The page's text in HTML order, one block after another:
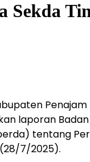
Sekda
laporan
tentang
(28/7/2025).